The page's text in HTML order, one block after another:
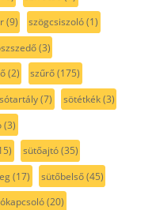
(9) szögcsiszoló(1)
(3)
(2) szűrő(175)
sótartály(7) sötétkék(3)
(3)
sütőajtó(35)
(17) sütőbelső(45)
(20)